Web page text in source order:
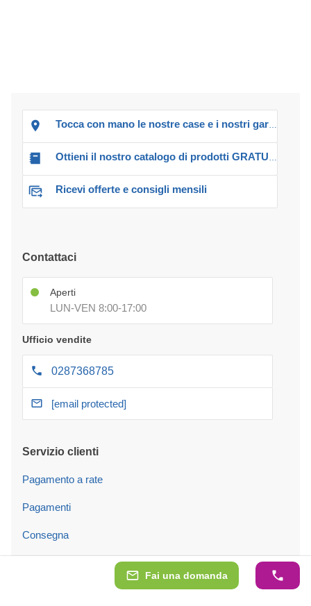
Fai una domanda
Tocca con mano le nostre case e i nostri garage!
Ottieni il nostro catalogo di prodotti GRATUITO!
Ricevi offerte e consigli mensili
Contattaci
Aperti
LUN-VEN 8:00-17:00
Ufficio vendite
0287368785
[email protected]
Servizio clienti
Pagamento a rate
Pagamenti
Consegna
Servizio di montaggio